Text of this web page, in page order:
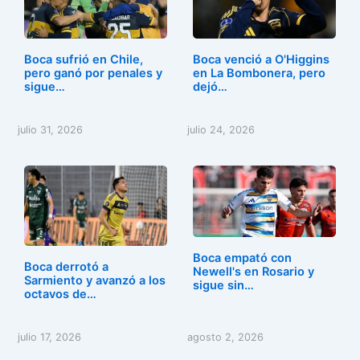
o
o
k
o
n
tir
Boca sufrió en Chile,
pero ganó por penales y
sigue…
julio 31, 2026
Boca venció a O'Higgins
en La Bombonera, pero
dejó…
julio 24, 2026
Boca derrotó a
Sarmiento y avanzó a los
octavos de…
julio 17, 2026
Boca empató con
Newell's en Rosario y
sigue sin…
agosto 2, 2026